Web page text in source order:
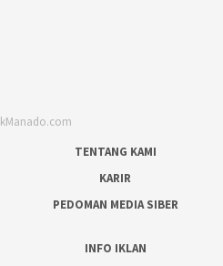
TENTANG KAMI
KARIR
PEDOMAN MEDIA SIBER
INFO IKLAN